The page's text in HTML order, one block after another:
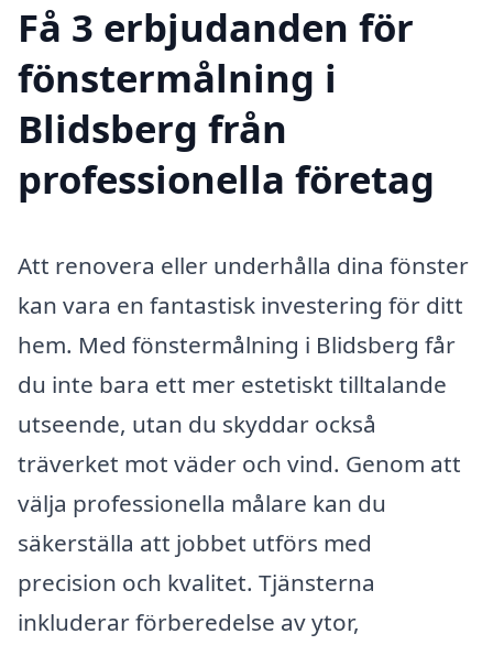
Få 3 erbjudanden för
fönstermålning i
Blidsberg från
professionella företag
Att renovera eller underhålla dina fönster
kan vara en fantastisk investering för ditt
hem. Med fönstermålning i Blidsberg får
du inte bara ett mer estetiskt tilltalande
utseende, utan du skyddar också
träverket mot väder och vind. Genom att
välja professionella målare kan du
säkerställa att jobbet utförs med
precision och kvalitet. Tjänsterna
inkluderar förberedelse av ytor,